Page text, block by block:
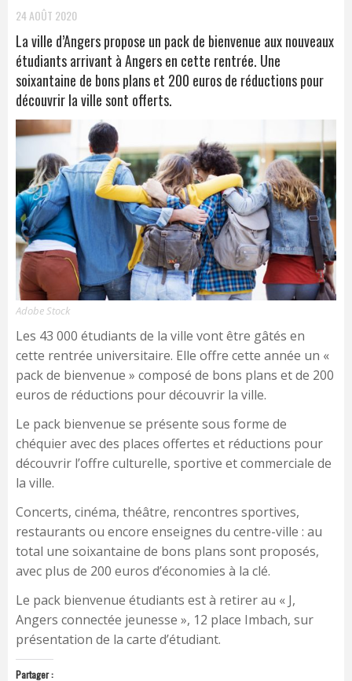
24 AOÛT 2020
La ville d’Angers propose un pack de bienvenue aux nouveaux
étudiants arrivant à Angers en cette rentrée. Une
soixantaine de bons plans et 200 euros de réductions pour
découvrir la ville sont offerts.
Adobe Stock
Les 43 000 étudiants de la ville vont être gâtés en
cette rentrée universitaire. Elle offre cette année un «
pack de bienvenue » composé de bons plans et de 200
euros de réductions pour découvrir la ville.
Le pack bienvenue se présente sous forme de
chéquier avec des places offertes et réductions pour
découvrir l’offre culturelle, sportive et commerciale de
la ville.
Concerts, cinéma, théâtre, rencontres sportives,
restaurants ou encore enseignes du centre-ville : au
total une soixantaine de bons plans sont proposés,
avec plus de 200 euros d’économies à la clé.
Le pack bienvenue étudiants est à retirer au « J,
Angers connectée jeunesse », 12 place Imbach, sur
présentation de la carte d’étudiant.
Partager :